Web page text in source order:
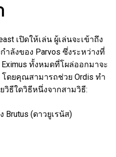
เปิดให้เล่น ผู้เล่นจะเข้าถึง
ลังของ Parvos ซึ่งระหว่างที่
ทั้งหมดที่โผล่ออกมาจะ
โดยคุณสามารถช่วย Ordis ทำ
วิธีใดวิธีหนึ่งจากสามวิธี:
(ดาวยูเรนัส)